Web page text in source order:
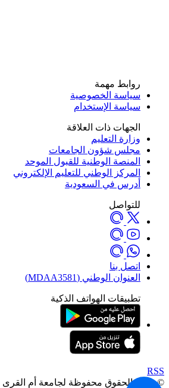
روابط مهمة
سياسة الخصوصية
سياسة الإستخدام
الجهات ذات العلاقة
وزارة التعليم
مجلس شؤون الجامعات
المنصة الوطنية للقبول الموحد
المركز الوطني للتعليم الإلكتروني
أدرس في السعودية
للتواصل
اتصل بنا
العنوان الوطني (MDAA3581)
تطبيقات الهواتف الذكية
RSS
© جميع الحقوق محفوظة لجامعة أم القرى 2026 v3.0.515-s134